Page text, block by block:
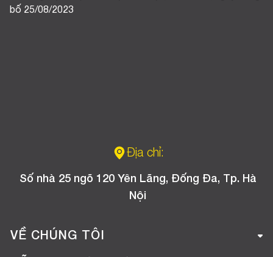
bố 25/08/2023
Địa chỉ:
Số nhà 25 ngõ 120 Yên Lãng, Đống Đa, Tp. Hà
Nội
VỀ CHÚNG TÔI